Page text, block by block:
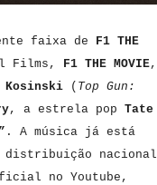
faixa de F1 THE
Films, F1 THE MOVIE,
Kosinski ( Top Gun:
, a estrela pop Tate
. A música já está
distribuição nacional
no Youtube,